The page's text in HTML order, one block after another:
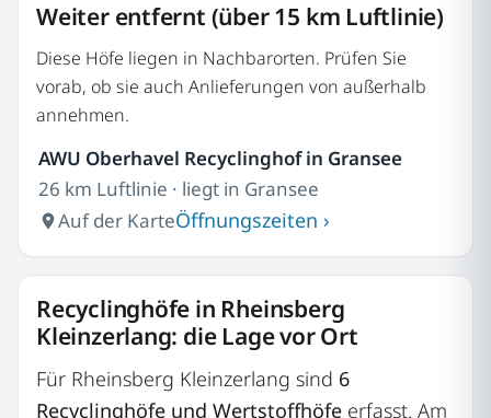
Weiter entfernt (über 15 km Luftlinie)
Diese Höfe liegen in Nachbarorten. Prüfen Sie
vorab, ob sie auch Anlieferungen von außerhalb
annehmen.
AWU Oberhavel Recyclinghof in Gransee
26 km Luftlinie · liegt in Gransee
Auf der KarteÖffnungszeiten ›
Recyclinghöfe in Rheinsberg
Kleinzerlang: die Lage vor Ort
Für Rheinsberg Kleinzerlang sind 6
Recyclinghöfe und Wertstoffhöfe erfasst. Am